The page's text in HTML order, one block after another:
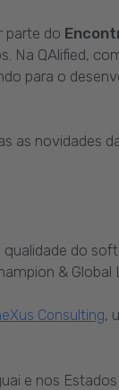
parte do
Na QAlified,
para o
as novidades
do
&
Consulting,
e nos